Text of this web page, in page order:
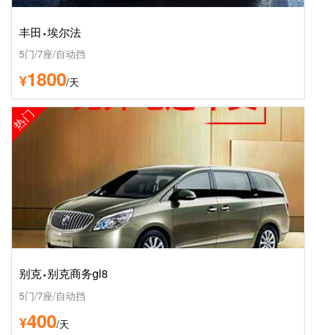
丰田·埃尔法
5门/7座/自动挡
¥1800/天
热门
别克·别克商务gl8
5门/7座/自动挡
¥400/天